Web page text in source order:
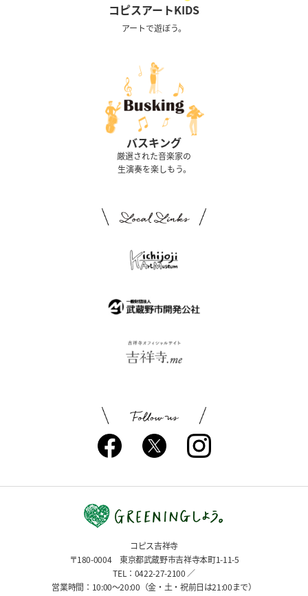
コピスアートKIDS
アートで遊ぼう。
バスキング
厳選された音楽家の
生演奏を楽しもう。
コピス吉祥寺
〒180-0004 東京都武蔵野市吉祥寺本町1-11-5
TEL：0422-27-2100 ／
営業時間：10:00〜20:00（金・土・祝前日は21:00まで）